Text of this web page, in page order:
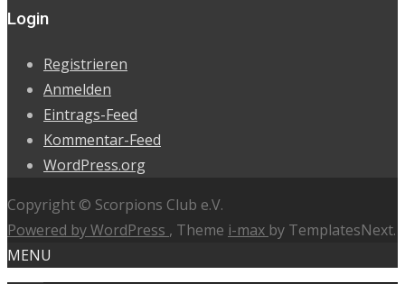
Login
Registrieren
Anmelden
Eintrags-Feed
Kommentar-Feed
WordPress.org
Copyright © Scorpions Club e.V.
Powered by WordPress , Theme i-max by TemplatesNext.
MENU